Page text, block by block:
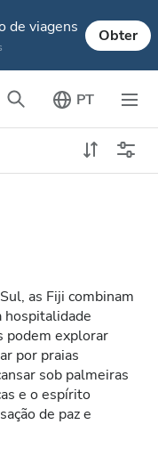
de viagens Obter
PT
as Fiji combinam
hospitalidade
podem explorar
por praias
sob palmeiras
e o espírito
de paz e